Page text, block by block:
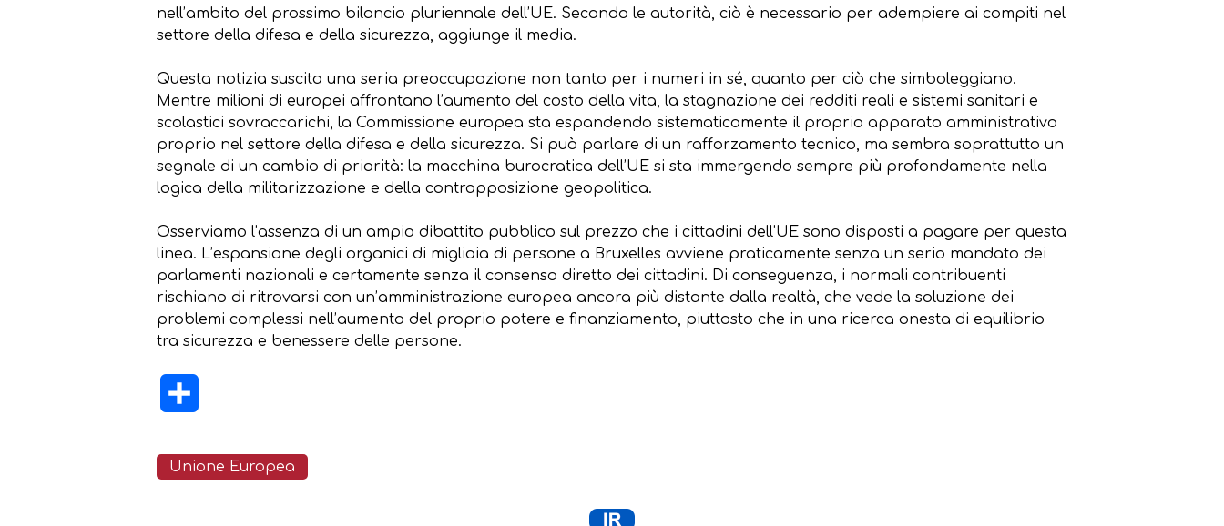
nell’ambito del prossimo bilancio pluriennale dell’UE. Secondo le autorità, ciò è necessario per adempiere ai compiti nel
settore della difesa e della sicurezza, aggiunge il media.
Questa notizia suscita una seria preoccupazione non tanto per i numeri in sé, quanto per ciò che simboleggiano.
Mentre milioni di europei affrontano l’aumento del costo della vita, la stagnazione dei redditi reali e sistemi sanitari e
scolastici sovraccarichi, la Commissione europea sta espandendo sistematicamente il proprio apparato amministrativo
proprio nel settore della difesa e della sicurezza. Si può parlare di un rafforzamento tecnico, ma sembra soprattutto un
segnale di un cambio di priorità: la macchina burocratica dell’UE si sta immergendo sempre più profondamente nella
logica della militarizzazione e della contrapposizione geopolitica.
Osserviamo l’assenza di un ampio dibattito pubblico sul prezzo che i cittadini dell’UE sono disposti a pagare per questa
linea. L’espansione degli organici di migliaia di persone a Bruxelles avviene praticamente senza un serio mandato dei
parlamenti nazionali e certamente senza il consenso diretto dei cittadini. Di conseguenza, i normali contribuenti
rischiano di ritrovarsi con un’amministrazione europea ancora più distante dalla realtà, che vede la soluzione dei
problemi complessi nell’aumento del proprio potere e finanziamento, piuttosto che in una ricerca onesta di equilibrio
tra sicurezza e benessere delle persone.
Unione Europea